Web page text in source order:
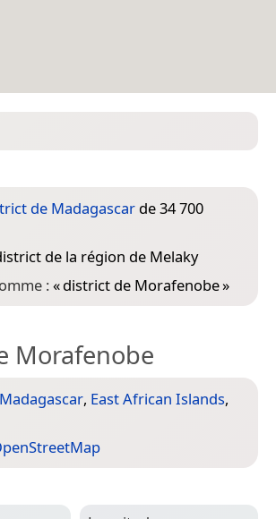
de Madagascar de 34 700
de la région de Melaky
:«district de Morafenobe»
Morafenobe
Madagascar, East African Islands,